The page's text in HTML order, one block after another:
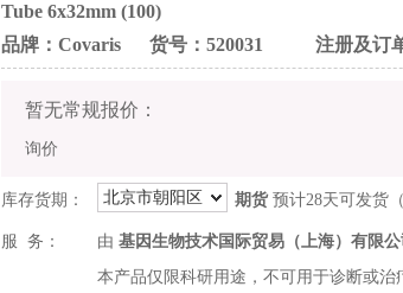
Tube 6x32mm (100)
品牌：Covaris
货号：520031 注册及订
暂无常规报价：
询价
库存货期： 北京市朝阳区 期货预计28天可发货
服 务： 由 基因生物技术国际贸易（上海）有限
本产品仅限科研用途，不可用于诊断或治